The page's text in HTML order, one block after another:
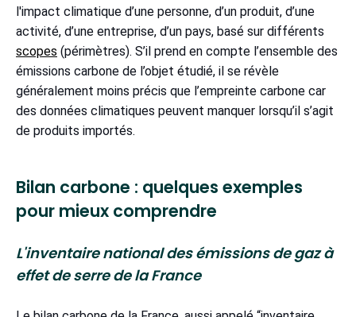
l'impact climatique d’une personne, d’un produit, d’une
activité, d’une entreprise, d’un pays, basé sur différents
scopes (périmètres). S’il prend en compte l’ensemble des
émissions carbone de l’objet étudié, il se révèle
généralement moins précis que l’empreinte carbone car
des données climatiques peuvent manquer lorsqu’il s’agit
de produits importés.
Bilan carbone : quelques exemples
pour mieux comprendre
L'inventaire national des émissions de gaz à
effet de serre de la France